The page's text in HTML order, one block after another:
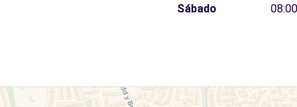
Sábado